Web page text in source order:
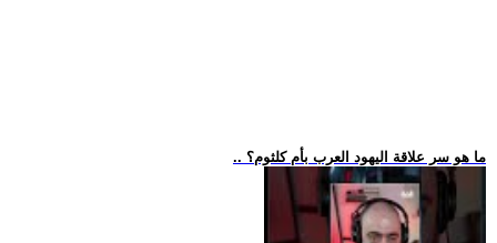
.. ما هو سر علاقة اليهود العرب بأم كلثوم؟